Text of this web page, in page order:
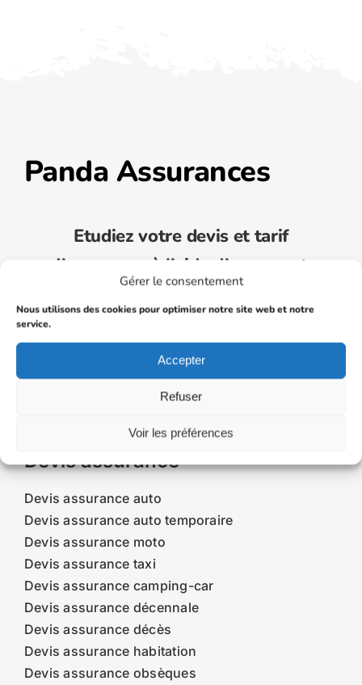
Gérer le consentement
Nous utilisons des cookies pour optimiser notre site web et notre
service.
Accepter
Refuser
Voir les préférences
Panda Assurances
Etudiez votre devis et tarif
d’assurance à l’aide d’un expert.
le Journal de l'assurance
une assurance VTC moins chère en
Devis assurance
Devis assurance auto
Devis assurance auto temporaire
Devis assurance moto
Devis assurance taxi
Devis assurance camping-car
Devis assurance décennale
Devis assurance décès
Devis assurance habitation
Devis assurance obsèques